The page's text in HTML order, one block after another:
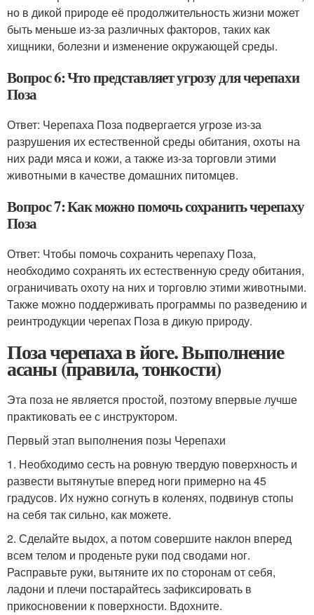
но в дикой природе её продолжительность жизни может
быть меньше из-за различных факторов, таких как
хищники, болезни и изменение окружающей среды.
Вопрос 6: Что представляет угрозу для черепахи
Поза
Ответ: Черепаха Поза подвергается угрозе из-за
разрушения их естественной среды обитания, охоты на
них ради мяса и кожи, а также из-за торговли этими
животными в качестве домашних питомцев.
Вопрос 7: Как можно помочь сохранить черепаху
Поза
Ответ: Чтобы помочь сохранить черепаху Поза,
необходимо сохранять их естественную среду обитания,
ограничивать охоту на них и торговлю этими животными.
Также можно поддерживать программы по разведению и
реинтродукции черепах Поза в дикую природу.
Поза черепаха в йоге. Выполнение
асаны (правила, тонкости)
Эта поза не является простой, поэтому впервые лучше
практиковать ее с инструктором.
Первый этап выполнения позы Черепахи
1. Необходимо сесть на ровную твердую поверхность и
развести вытянутые вперед ноги примерно на 45
градусов. Их нужно согнуть в коленях, подвинув стопы
на себя так сильно, как можете.
2. Сделайте выдох, а потом совершите наклон вперед
всем телом и проденьте руки под сводами ног.
Расправьте руки, вытяните их по сторонам от себя,
ладони и плечи постарайтесь зафиксировать в
прикосновении к поверхности. Вдохните.